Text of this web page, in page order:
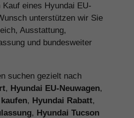
eines Hyundai EU-
unterstützen wir Sie
Ausstattung,
und bundesweiter
suchen gezielt nach
, Hyundai EU-Neuwagen,
, Hyundai Rabatt,
, Hyundai Tucson